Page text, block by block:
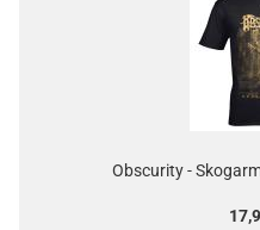
Obscurity -